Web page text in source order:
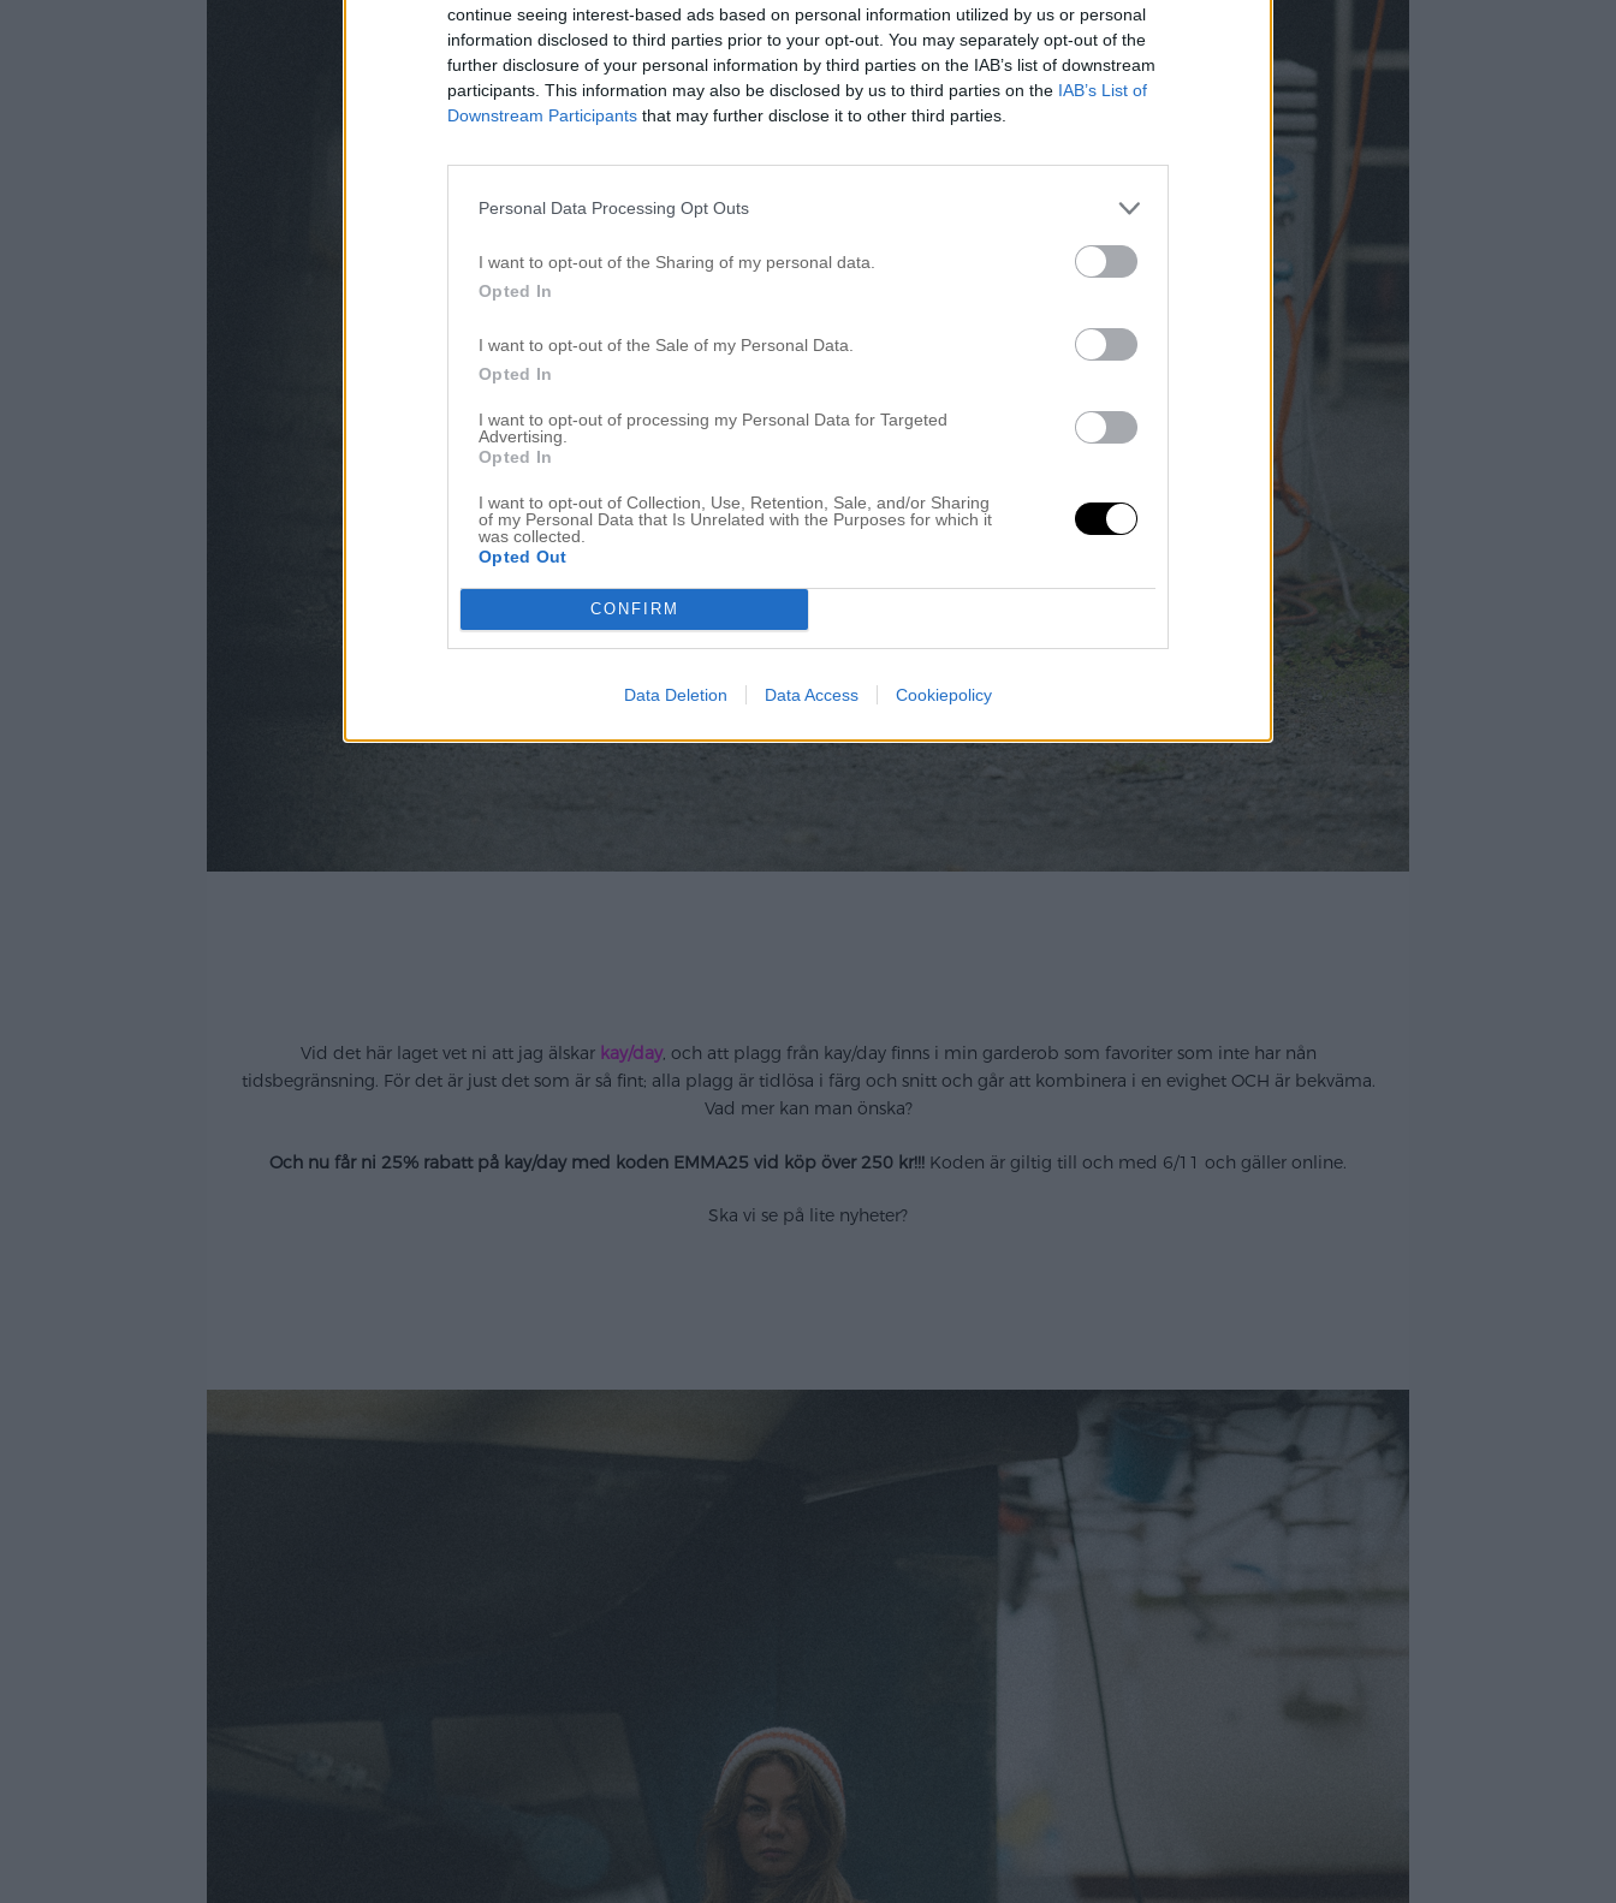
continue seeing interest-based ads based on personal information utilized by us or personal
information disclosed to third parties prior to your opt-out. You may separately opt-out of the
further disclosure of your personal information by third parties on the IAB’s list of downstream
participants. This information may also be disclosed by us to third parties on the IAB’s List of
Downstream Participants that may further disclose it to other third parties.
Personal Data Processing Opt Outs
I want to opt-out of the Sharing of my personal data.
Opted In
I want to opt-out of the Sale of my Personal Data.
Opted In
I want to opt-out of processing my Personal Data for Targeted
Advertising.
Opted In
I want to opt-out of Collection, Use, Retention, Sale, and/or Sharing
of my Personal Data that Is Unrelated with the Purposes for which it
was collected.
Opted Out
CONFIRM
Data Deletion Data Access Cookiepolicy
Vid det här laget vet ni att jag älskar kay/day, och att plagg från kay/day finns i min garderob som favoriter som inte har nån
tidsbegränsning. För det är just det som är så fint; alla plagg är tidlösa i färg och snitt och går att kombinera i en evighet OCH är bekväma.
Vad mer kan man önska?
Och nu får ni 25% rabatt på kay/day med koden EMMA25 vid köp över 250 kr!!! Koden är giltig till och med 6/11 och gäller online.
Ska vi se på lite nyheter?